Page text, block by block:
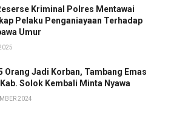
Kriminal Polres Mentawai
Pelaku Penganiayaan Terhadap
Umur
Orang Jadi Korban, Tambang Emas
Kab. Solok Kembali Minta Nyawa
2024